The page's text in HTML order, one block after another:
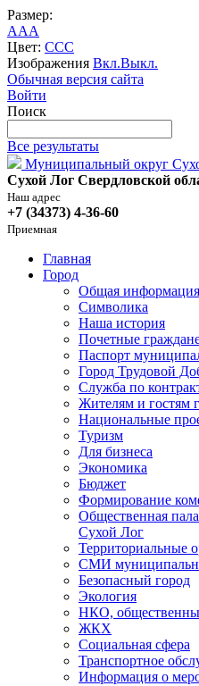
Размер:
AAA
Цвет: CCC
Изображения Вкл.Выкл.
Обычная версия сайта
Войти
Поиск
Все результаты
Муниципальный округ
Сухой Лог Свердловской
Наш адрес
+7 (34373) 4-36-60
Приемная
Главная
Город
Общая информация
Символика
Наша история
Почетные
Паспорт
Город Трудовой
Служба по
Жителям и гостям
Национальные
Туризм
Для бизнеса
Экономика
Бюджет
Формирование
Общественная
Сухой Лог
Территориальные
СМИ
Безопасный город
Экология
НКО,
ЖКХ
Социальная сфера
Транспортное
Информация о